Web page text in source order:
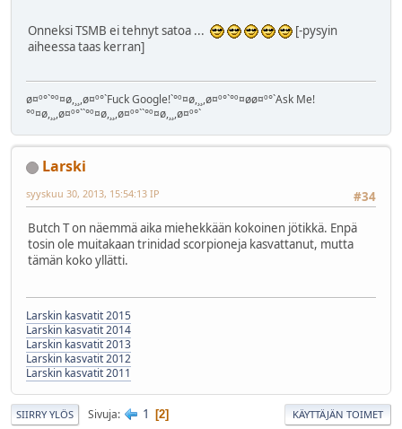
Onneksi TSMB ei tehnyt satoa ...
[-pysyin
aiheessa taas kerran]
ø¤º°`°º¤ø,¸¸,ø¤º°`Fuck Google!`°º¤ø,¸¸,ø¤º°`°º¤øø¤º°`Ask Me!
°º¤ø,¸¸,ø¤º°``°º¤ø,¸¸,ø¤º°``°º¤ø,¸¸,ø¤º°`
Larski
#34
syyskuu 30, 2013, 15:54:13 IP
Butch T on näemmä aika miehekkään kokoinen jötikkä. Enpä
tosin ole muitakaan trinidad scorpioneja kasvattanut, mutta
tämän koko yllätti.
Larskin kasvatit 2015
Larskin kasvatit 2014
Larskin kasvatit 2013
Larskin kasvatit 2012
Larskin kasvatit 2011
SIIRRY YLÖS Sivuja 1 2 KÄYTTÄJÄN TOIMET